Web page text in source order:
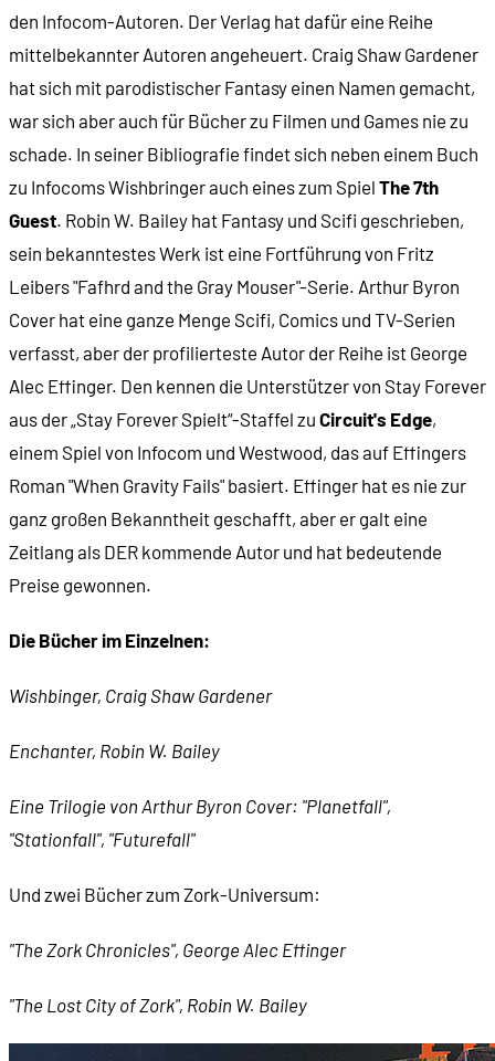
den Infocom-Autoren. Der Verlag hat dafür eine Reihe
mittelbekannter Autoren angeheuert. Craig Shaw Gardener
hat sich mit parodistischer Fantasy einen Namen gemacht,
war sich aber auch für Bücher zu Filmen und Games nie zu
schade. In seiner Bibliografie findet sich neben einem Buch
zu Infocoms Wishbringer auch eines zum Spiel The 7th
Guest. Robin W. Bailey hat Fantasy und Scifi geschrieben,
sein bekanntestes Werk ist eine Fortführung von Fritz
Leibers "Fafhrd and the Gray Mouser"-Serie. Arthur Byron
Cover hat eine ganze Menge Scifi, Comics und TV-Serien
verfasst, aber der profilierteste Autor der Reihe ist George
Alec Effinger. Den kennen die Unterstützer von Stay Forever
aus der „Stay Forever Spielt“-Staffel zu Circuit's Edge,
einem Spiel von Infocom und Westwood, das auf Effingers
Roman "When Gravity Fails" basiert. Effinger hat es nie zur
ganz großen Bekanntheit geschafft, aber er galt eine
Zeitlang als DER kommende Autor und hat bedeutende
Preise gewonnen.
Die Bücher im Einzelnen:
Wishbinger, Craig Shaw Gardener
Enchanter, Robin W. Bailey
Eine Trilogie von Arthur Byron Cover: "Planetfall",
"Stationfall", "Futurefall"
Und zwei Bücher zum Zork-Universum:
"The Zork Chronicles", George Alec Effinger
"The Lost City of Zork", Robin W. Bailey